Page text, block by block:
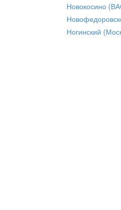
Новокосино
Ногинский